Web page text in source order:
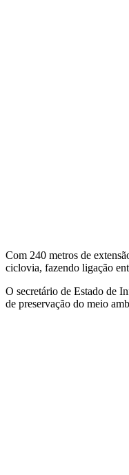
Com 240 metros de
ciclovia, fazendo ligação
O secretário de Estado de
de preservação do meio